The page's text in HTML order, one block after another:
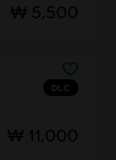
₩ 5,500
DLC
₩ 11,000